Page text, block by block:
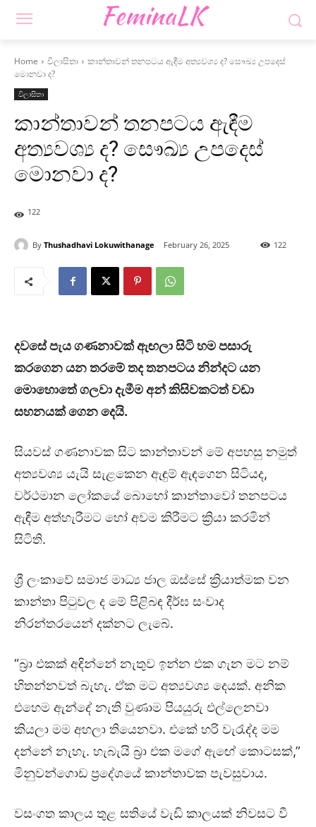
Home විලාසිතා
කාන්තාවන් තනපටය ඇඳීම අත්‍යවශ්‍ය ද? සෞඛ්‍ය උපදෙස්
මොනවා ද?
විලාසිතා
කාන්තාවන් තනපටය ඇඳීම
අත්‍යවශ්‍ය ද? සෞඛ්‍ය උපදෙස්
මොනවා ද?
122
By Thushadhavi Lokuwithanage February 26, 2025 122
දවසේ පැය ගණනාවක් ඇඟලා සිටි හම පසාරු
කරගෙන යන තරමේ තද තනපටය නින්දට යන
මොහොතේ ගලවා දැමීම අන් කිසිවකටත් වඩා
සහනයක් ගෙන දෙයි.
සියවස් ගණනාවක සිට කාන්තාවන් මේ අපහසු නමුත්
අත්‍යවශ්‍ය යැයි සැළකෙන ඇඳුම් ඇඳගෙන සිටියද,
වර්ථමාන ලෝකයේ බොහෝ කාන්තාවෝ තනපටය
ඇඳීම අත්හැරීමට හෝ අවම කිරීමට ක්‍රියා කරමින්
සිටිති.
ශ්‍රී ලංකාවේ සමාජ මාධ්‍ය ජාල ඔස්සේ ක්‍රියාත්මක වන
කාන්තා පිටුවල ද මේ පිළිබඳ දීර්ඝ සංවාද
නිරන්තරයෙන් දක්නට ලැබේ.
“බ්‍රා එකක් අඳින්නේ නැතුව ඉන්න එක ගැන මට නම්
හිතන්නවත් බැහැ. ඒක මට අත්‍යවශ්‍ය දෙයක්. අනික
එහෙම ඇන්දේ නැති වුණාම පියයුරු එල්ලෙනවා
කියලා මම අහලා තියෙනවා. එකේ හරි වැරැද්ද මම
දන්නේ නැහැ. හැබැයි බ්‍රා එක මගේ ඇඟේ කොටසක්,”
මිනුවන්ගොඩ ප්‍රදේශයේ කාන්තාවක පැවසුවාය.
වසංගත කාලය තුළ සතියේ වැඩි කාලයක් නිවසට වී